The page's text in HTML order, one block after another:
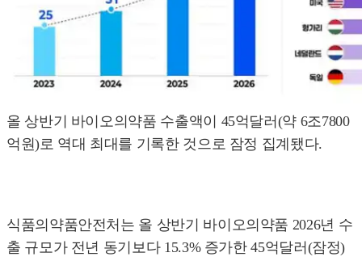
올 상반기 바이오의약품 수출액이 45억달러(약 6조7800
억원)로 역대 최대를 기록한 것으로 잠정 집계됐다.
식품의약품안전처는 올 상반기 바이오의약품 2026년 수
출 규모가 전년 동기보다 15.3% 증가한 45억달러(잠정)